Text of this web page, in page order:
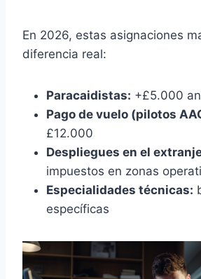
En 2026, estas asignaciones
diferencia real:
Paracaidistas: +£5.000
Pago de vuelo (pilotos
£12.000
Despliegues en el
impuestos en zonas
Especialidades técnicas:
específicas